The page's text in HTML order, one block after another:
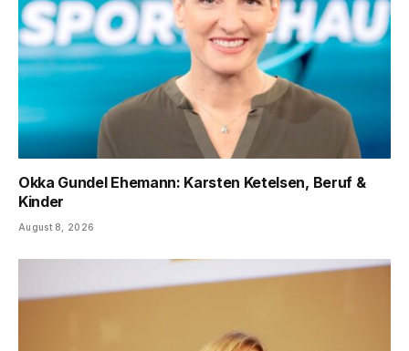
Okka Gundel Ehemann: Karsten Ketelsen, Beruf &
Kinder
August 8, 2026